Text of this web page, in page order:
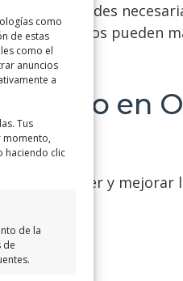
como
de estas
como el
anuncios
a
Tus
momento,
haciendo clic
de la
de
las habilidades
pueden
en
mantener y mejorar